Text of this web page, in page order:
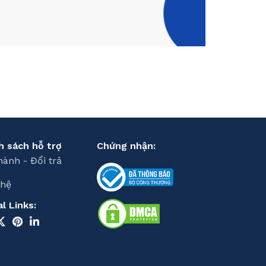
sách hỗ trợ
- Đổi trả
Links:
Chứng nhận: